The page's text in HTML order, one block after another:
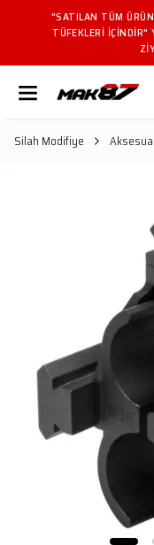
"SATILAN TÜM
TÜFEKLERI
Silah Modifiye